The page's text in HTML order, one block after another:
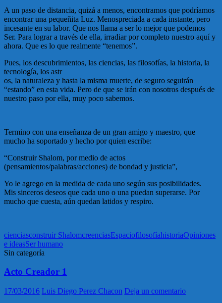
A un paso de distancia, quizá a menos, encontramos que podríamos
encontrar una pequeñita Luz. Menospreciada a cada instante, pero
incesante en su labor. Que nos llama a ser lo mejor que podemos
Ser. Para lograr a través de ella, irradiar por completo nuestro aquí y
ahora. Que es lo que realmente “tenemos”.
Pues, los descubrimientos, las ciencias, las filosofías, la historia, la
tecnología, los astr
os, la naturaleza y hasta la misma muerte, de seguro seguirán
“estando” en esta vida. Pero de que se irán con nosotros después de
nuestro paso por ella, muy poco sabemos.
Termino con una enseñanza de un gran amigo y maestro, que
mucho ha soportado y hecho por quien escribe:
“Construir Shalom, por medio de actos
(pensamientos/palabras/acciones) de bondad y justicia”,
Yo le agrego en la medida de cada uno según sus posibilidades.
Mis sinceros deseos que cada uno o una puedan superarse. Por
mucho que cuesta, aún quedan latidos y respiro.
cienciasconstruir ShalomcreenciasEspaciofilosofíahistoriaOpiniones
e ideasSer humano
Sin categoría
Acto Creador 1
17/03/2016 Luis Diego Perez Chacon Deja un comentario